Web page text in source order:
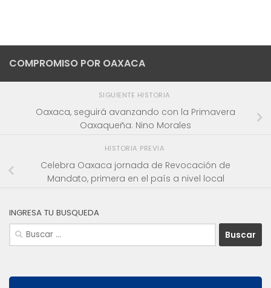
COMPROMISO POR OAXACA
SIGUIENTE HISTORIA
Oaxaca, seguirá avanzando con la Primavera
Oaxaqueña: Nino Morales
HISTORIA PREVIA
Celebra Oaxaca jornada de Revocación de
Mandato, primera en el país a nivel local
INGRESA TU BUSQUEDA
Buscar: